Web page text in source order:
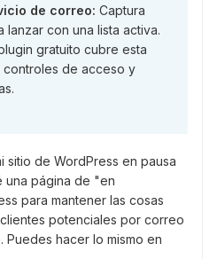
de correo: Captura
lanzar con una lista activa.
gratuito cubre esta
controles de acceso y
sitio de WordPress en pausa
una página de "en
para mantener las cosas
potenciales por correo
Puedes hacer lo mismo en